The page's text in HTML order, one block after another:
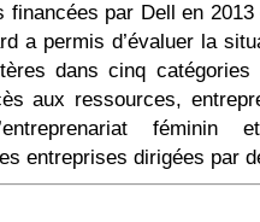
financées par Dell en 2013
a permis d’évaluer la
dans cinq catégories
aux ressources,
féminin
entreprises dirigées par